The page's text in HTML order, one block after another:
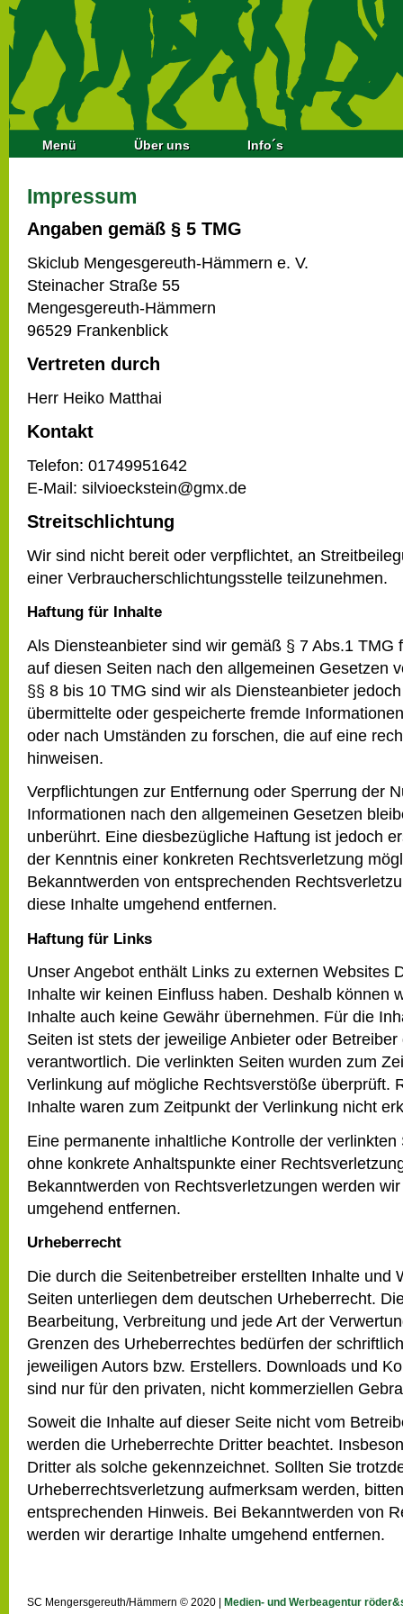
Menü Über uns Info´s
Impressum
Angaben gemäß § 5 TMG
Skiclub Mengesgereuth-Hämmern e. V.
Steinacher Straße 55
Mengesgereuth-Hämmern
96529 Frankenblick
Vertreten durch
Herr Heiko Matthai
Kontakt
Telefon: 01749951642
E-Mail: silvioeckstein@gmx.de
Streitschlichtung
Wir sind nicht bereit oder verpflichtet, an
einer Verbraucherschlichtungsstelle teilzunehmen.
Haftung für Inhalte
Als Diensteanbieter sind wir gemäß § 7 Abs.1 TMG
auf diesen Seiten nach den allgemeinen Gesetzen
§§ 8 bis 10 TMG sind wir als Diensteanbieter
übermittelte oder gespeicherte fremde
oder nach Umständen zu forschen, die auf eine
hinweisen.
Verpflichtungen zur Entfernung oder Sperrung der
Informationen nach den allgemeinen Gesetzen
unberührt. Eine diesbezügliche Haftung ist jedoch
der Kenntnis einer konkreten Rechtsverletzung
Bekanntwerden von entsprechenden
diese Inhalte umgehend entfernen.
Haftung für Links
Unser Angebot enthält Links zu externen Websites
Inhalte wir keinen Einfluss haben. Deshalb können
Inhalte auch keine Gewähr übernehmen. Für die
Seiten ist stets der jeweilige Anbieter oder Betreiber
verantwortlich. Die verlinkten Seiten wurden zum
Verlinkung auf mögliche Rechtsverstöße überprüft.
Inhalte waren zum Zeitpunkt der Verlinkung nicht
Eine permanente inhaltliche Kontrolle der verlinkten
ohne konkrete Anhaltspunkte einer
Bekanntwerden von Rechtsverletzungen werden
umgehend entfernen.
Urheberrecht
Die durch die Seitenbetreiber erstellten Inhalte und
Seiten unterliegen dem deutschen Urheberrecht.
Bearbeitung, Verbreitung und jede Art der
Grenzen des Urheberrechtes bedürfen der
jeweiligen Autors bzw. Erstellers. Downloads und
sind nur für den privaten, nicht kommerziellen
Soweit die Inhalte auf dieser Seite nicht vom
werden die Urheberrechte Dritter beachtet.
Dritter als solche gekennzeichnet. Sollten Sie
Urheberrechtsverletzung aufmerksam werden,
entsprechenden Hinweis. Bei Bekanntwerden von
werden wir derartige Inhalte umgehend entfernen.
SC Mengersgereuth/Hämmern © 2020 | Medien- und Werbeagentur